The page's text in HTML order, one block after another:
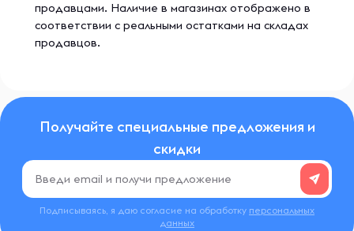
продавцами. Наличие в магазинах отображено в
соответствии с реальными остатками на складах
продавцов.
Получайте специальные предложения и
скидки
Подписываясь, я даю согласие на обработку персональных
данных